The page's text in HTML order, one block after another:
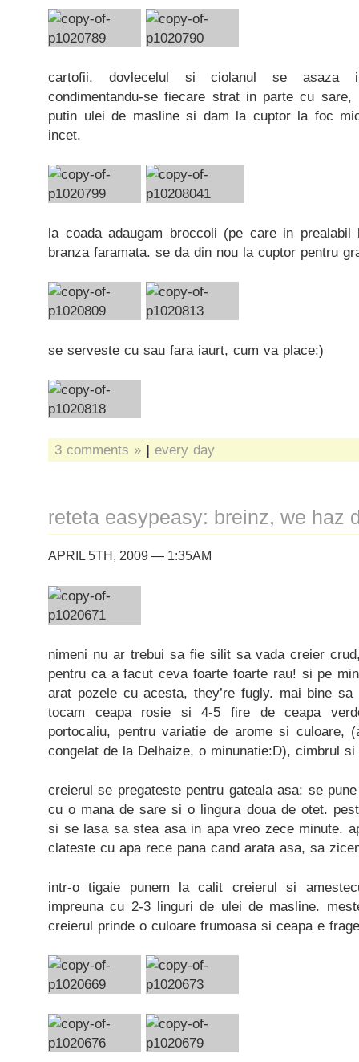
cartofii, dovlecelul si ciolanul se asaza
condimentandu-se fiecare strat in parte cu
putin ulei de masline si dam la cuptor la foc
incet.
la coada adaugam broccoli (pe care in prealabil
branza faramata. se da din nou la cuptor pentru
se serveste cu sau fara iaurt, cum va place:)
3 comments » | every day
reteta easypeasy: breinz, we haz
APRIL 5TH, 2009 — 1:35AM
nimeni nu ar trebui sa fie silit sa vada creier
pentru ca a facut ceva foarte foarte rau! si pe
arat pozele cu acesta, they’re fugly. mai bine
tocam ceapa rosie si 4-5 fire de ceapa
portocaliu, pentru variatie de arome si culoare,
congelat de la Delhaize, o minunatie:D), cimbrul si
creierul se pregateste pentru gateala asa: se
cu o mana de sare si o lingura doua de otet.
si se lasa sa stea asa in apa vreo zece minute.
clateste cu apa rece pana cand arata asa, sa
intr-o tigaie punem la calit creierul si
impreuna cu 2-3 linguri de ulei de masline.
creierul prinde o culoare frumoasa si ceapa e